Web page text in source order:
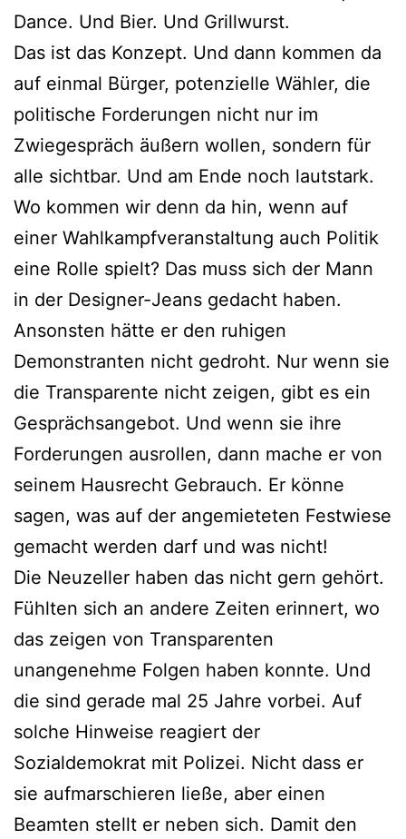
Dance. Und Bier. Und Grillwurst.
Das ist das Konzept. Und dann kommen da
auf einmal Bürger, potenzielle Wähler, die
politische Forderungen nicht nur im
Zwiegespräch äußern wollen, sondern für
alle sichtbar. Und am Ende noch lautstark.
Wo kommen wir denn da hin, wenn auf
einer Wahlkampfveranstaltung auch Politik
eine Rolle spielt? Das muss sich der Mann
in der Designer-Jeans gedacht haben.
Ansonsten hätte er den ruhigen
Demonstranten nicht gedroht. Nur wenn sie
die Transparente nicht zeigen, gibt es ein
Gesprächsangebot. Und wenn sie ihre
Forderungen ausrollen, dann mache er von
seinem Hausrecht Gebrauch. Er könne
sagen, was auf der angemieteten Festwiese
gemacht werden darf und was nicht!
Die Neuzeller haben das nicht gern gehört.
Fühlten sich an andere Zeiten erinnert, wo
das zeigen von Transparenten
unangenehme Folgen haben konnte. Und
die sind gerade mal 25 Jahre vorbei. Auf
solche Hinweise reagiert der
Sozialdemokrat mit Polizei. Nicht dass er
sie aufmarschieren ließe, aber einen
Beamten stellt er neben sich. Damit den